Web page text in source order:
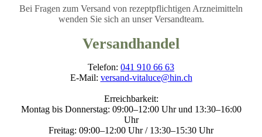
Bei Fragen zum Versand von rezeptpflichtigen Arzneimitteln
wenden Sie sich an unser Versandteam.
Versandhandel
Telefon: 041 910 66 63
E-Mail: versand-vitaluce@hin.ch
Erreichbarkeit:
Montag bis Donnerstag: 09:00–12:00 Uhr und 13:30–16:00
Uhr
Freitag: 09:00–12:00 Uhr / 13:30–15:30 Uhr